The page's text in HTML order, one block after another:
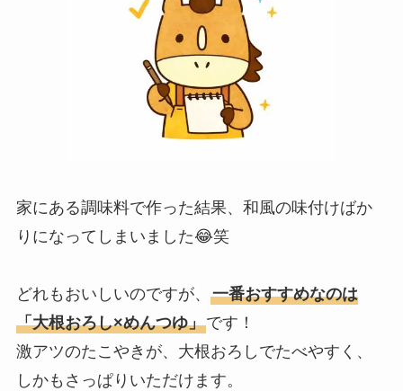
家にある調味料で作った結果、和風の味付けばか
りになってしまいました😂笑
どれもおいしいのですが、 一番おすすめなのは
「大根おろし×めんつゆ」です！
激アツのたこやきが、大根おろしでたべやすく、
しかもさっぱりいただけます。